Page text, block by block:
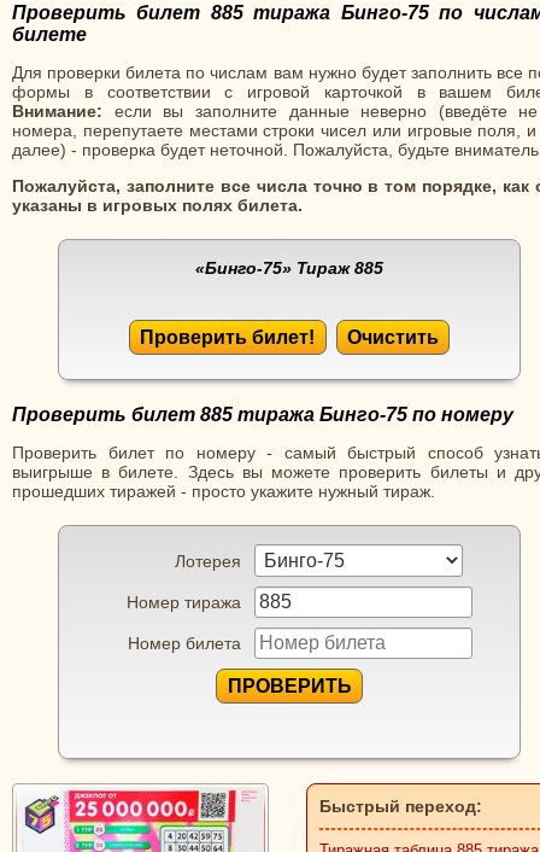
Проверить билет 885 тиража Бинго-75 по
билете
Для проверки билета по числам вам нужно будет заполнить все
формы в соответствии с игровой карточкой в вашем
Внимание: если вы заполните данные неверно (введёте
номера, перепутаете местами строки чисел или игровые поля, и
далее) - проверка будет неточной. Пожалуйста, будьте
Пожалуйста, заполните все числа точно в том порядке, как
указаны в игровых полях билета.
«Бинго-75» Тираж 885
Проверить билет! Очистить
Проверить билет 885 тиража Бинго-75 по номеру
Проверить билет по номеру - самый быстрый способ
выигрыше в билете. Здесь вы можете проверить билеты и
прошедших тиражей - просто укажите нужный тираж.
Лотерея
Номер тиража
Номер билета
ПРОВЕРИТЬ
Быстрый переход: